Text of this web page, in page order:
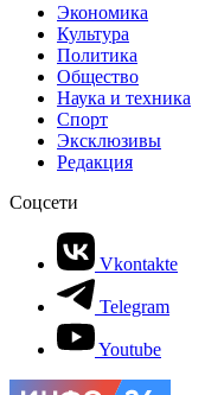
Экономика
Культура
Политика
Общество
Наука и техника
Спорт
Эксклюзивы
Редакция
Соцсети
Vkontakte
Telegram
Youtube